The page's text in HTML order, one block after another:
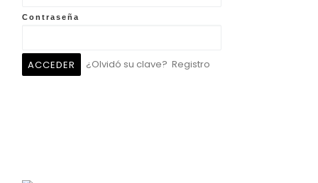
Contraseña
¿Olvidó su clave? Registro